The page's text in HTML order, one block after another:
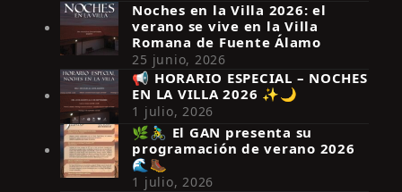
Síguenos en Instagram
Noches en la Villa 2026: el
verano se vive en la Villa
Romana de Fuente Álamo
25 junio, 2026
📢 HORARIO ESPECIAL – NOCHES
EN LA VILLA 2026 ✨🌙
1 julio, 2026
🌿🚴‍♂️ El GAN presenta su
programación de verano 2026
🌊🥾
1 julio, 2026